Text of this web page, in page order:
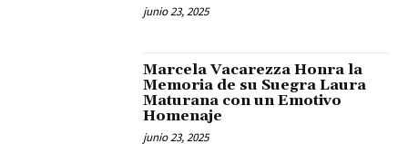
junio 23, 2025
Marcela Vacarezza Honra la
Memoria de su Suegra Laura
Maturana con un Emotivo
Homenaje
junio 23, 2025